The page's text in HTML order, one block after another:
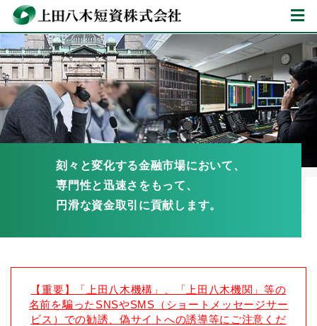
刻々と変化する金融市場において、
専門性と迅速さをもって、
円滑な資金取引に貢献します。
【重要】「上田八木機構」、「上田八木機関」等の
名前を騙ったSNSやSMS（ショートメッセージサー
ビス）での勧誘、偽サイトへの誘導等にご注意くだ